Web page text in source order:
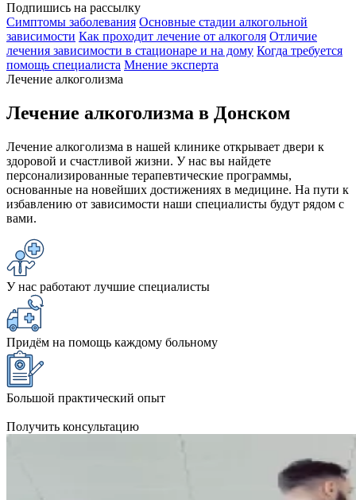
Подпишись на рассылку
Симптомы заболевания Основные стадии алкогольной
зависимости Как проходит лечение от алкоголя Отличие
лечения зависимости в стационаре и на дому Когда требуется
помощь специалиста Мнение эксперта
Лечение алкоголизма
Лечение алкоголизма в Донском
Лечение алкоголизма в нашей клинике открывает двери к
здоровой и счастливой жизни. У нас вы найдете
персонализированные терапевтические программы,
основанные на новейших достижениях в медицине. На пути к
избавлению от зависимости наши специалисты будут рядом с
вами.
У нас работают лучшие специалисты
Придём на помощь каждому больному
Большой практический опыт
Получить консультацию